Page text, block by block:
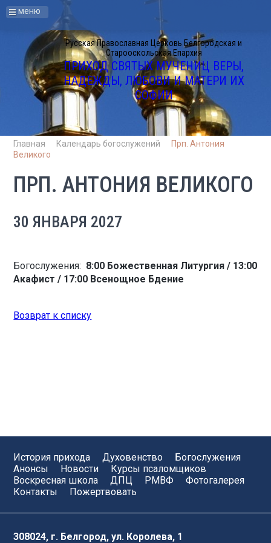
меню
Русская Православная Церковь Белгородская и
Старооскольская Епархия
ПРИХОД СВЯТЫХ МУЧЕНИЦ ВЕРЫ,
НАДЕЖДЫ, ЛЮБОВИ И МАТЕРИ ИХ
СОФИИ
Главная Календарь богослужений
Прп. Антония
Великого
ПРП. АНТОНИЯ ВЕЛИКОГО
30 ЯНВАРЯ 2027
Богослужения: 8:00 Божественная Литургия / 13:00
Акафист / 17:00 Всенощное Бдение
Возврат к списку
История прихода Духовенство
Богослужения
Анонсы
Новости
Курсы псаломщиков
Воскресная школа
ДПЦ РМВФ
Фотогалерея
Контакты
Пожертвовать
308024, г. Белгород, ул. Королева, 1